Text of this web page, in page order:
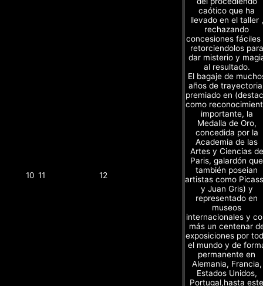
10 11 12
caótico que ha
llevado en el taller ,
rechazando
concesiones fáciles
retorciendolos para
dar misterio y
al resultado.
El bagaje de
años de
premiado en
como
importante, la
Medalla de Oro,
concedida por la
Academia de las
Artes y Ciencias de
Paris, galardón que
también poseian
artistas como
y Juan Gris) y
representado en
museos
internacionales y
más un centenar
exposiciones por
el mundo y de
permanente en
Alemania, Francia,
Estados Unidos,
Portugal,hasta este